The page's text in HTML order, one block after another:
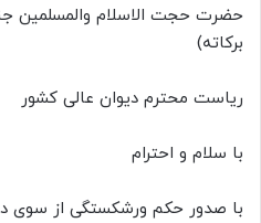
حضرت حجت الاسلام والمسلمین
برکاته)
ریاست محترم دیوان عالی کشور
با سلام و احترام
با صدور حکم ورشکستگی از سوی